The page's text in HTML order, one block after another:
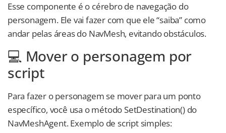
Esse componente é o cérebro de navegação do
personagem. Ele vai fazer com que ele “saiba” como
andar pelas áreas do NavMesh, evitando obstáculos.
💻 Mover o personagem por
script
Para fazer o personagem se mover para um ponto
específico, você usa o método SetDestination() do
NavMeshAgent. Exemplo de script simples: